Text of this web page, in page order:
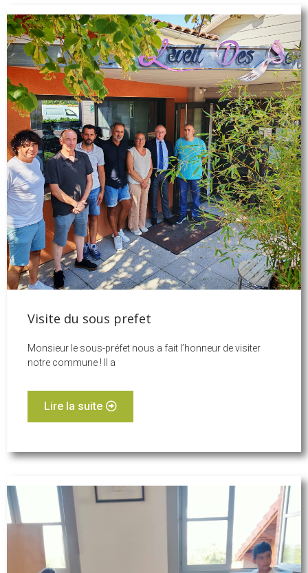
Visite du sous prefet
Monsieur le sous-préfet nous a fait l’honneur de visiter
notre commune ! Il a
Lire la suite